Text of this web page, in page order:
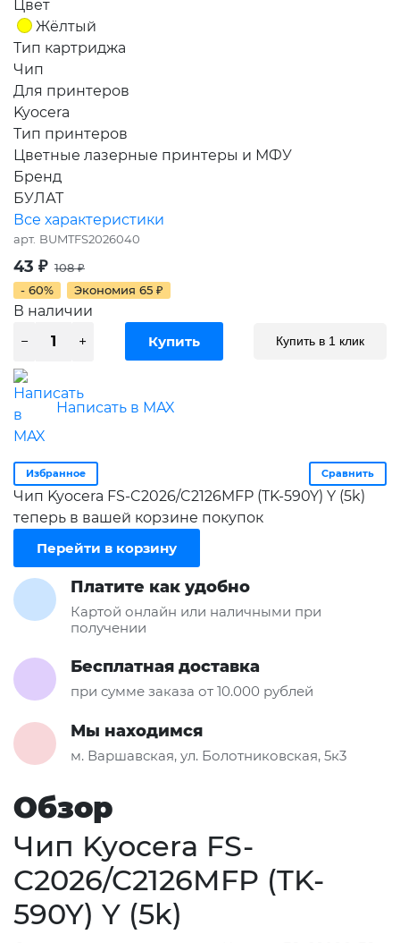
Цвет
Жёлтый
Тип картриджа
Чип
Для принтеров
Kyocera
Тип принтеров
Цветные лазерные принтеры и МФУ
Бренд
БУЛАТ
Все характеристики
арт. BUMTFS2026040
43 ₽ 108₽
- 60%
Экономия 65 ₽
В наличии
Купить в 1 клик
Написать в MAX
Избранное Сравнить
Чип Kyocera FS-C2026/C2126MFP (TK-590Y) Y (5k)
теперь в вашей корзине покупок
Перейти в корзину
Платите как удобно
Картой онлайн или наличными при
получении
Бесплатная доставка
при сумме заказа от 10.000 рублей
Мы находимся
м. Варшавская, ул. Болотниковская, 5к3
Обзор
Чип Kyocera FS-
C2026/C2126MFP (TK-
590Y) Y (5k)